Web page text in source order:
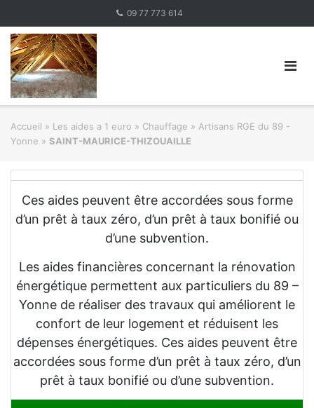
content
09 77 773 614
Accueil » Les aides a 1 euro » Chauffage » Artisans RGE du 89 -
Yonne » SAINT-MAURICE-THIZOUAILLE
Ces aides peuvent être accordées sous forme
d’un prêt à taux zéro, d’un prêt à taux bonifié ou
d’une subvention.
Les aides financières concernant la rénovation
énergétique permettent aux particuliers du 89 –
Yonne de réaliser des travaux qui améliorent le
confort de leur logement et réduisent les
dépenses énergétiques. Ces aides peuvent être
accordées sous forme d’un prêt à taux zéro, d’un
prêt à taux bonifié ou d’une subvention.